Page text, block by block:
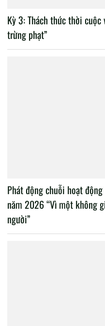
Kỳ 3: Thách thức thời
trừng phạt”
Phát động chuỗi hoạt
năm 2026 “Vì một không
người”